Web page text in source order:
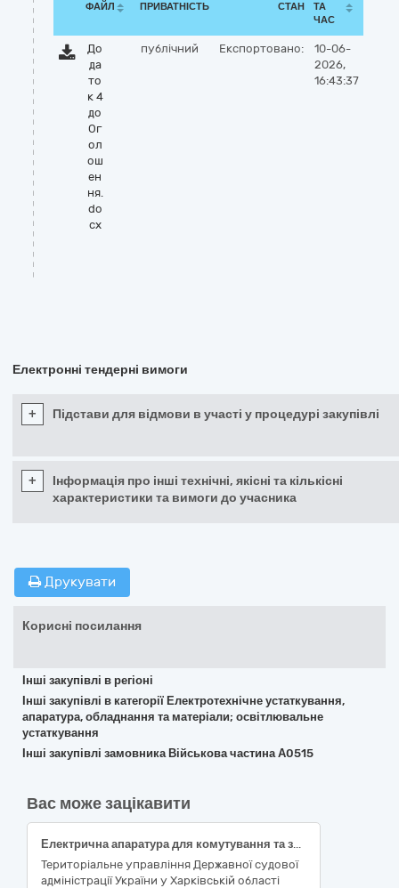
ФАЙЛ ПРИВАТНІСТЬ СТАН
ТА
ЧАС
До
да
то
к 4
до
Ог
ол
ош
ен
ня.
do
cx
публічний Експортовано:
10-06-
2026,
16:43:37
Електронні тендерні вимоги
+ Підстави для відмови в участі у процедурі закупівлі
+
Інформація про інші технічні, якісні та кількісні
характеристики та вимоги до учасника
Друкувати
Корисні посилання
Інші закупівлі в регіоні
Інші закупівлі в категорії Електротехнічне устаткування,
апаратура, обладнання та матеріали; освітлювальне
устаткування
Інші закупівлі замовника Військова частина А0515
Вас може зацікавити
Електрична апаратура для комутування та захисту електричних кіл за кодом CPV за ДК 021:2015: 31210000-1 (стабілізатори напруги для потреби окремих загальних судів м. Харкова та Харківської області)
Територіальне управління Державної судової
адміністрації України у Харківській області